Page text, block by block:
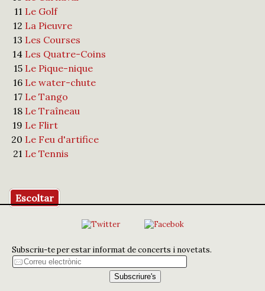
11 Le Golf
12 La Pieuvre
13 Les Courses
14 Les Quatre-Coins
15 Le Pique-nique
16 Le water-chute
17 Le Tango
18 Le Traîneau
19 Le Flirt
20 Le Feu d'artifice
21 Le Tennis
Escoltar
Subscriu-te per estar informat de concerts i novetats.